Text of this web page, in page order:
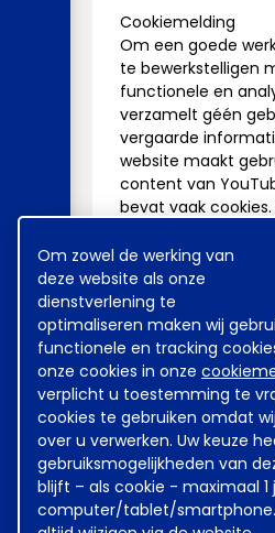
Cookie
melding
Om zowel de werking van
deze website als onze
dienstverlening te
optimaliseren maken wij
functionele en tracking
onze cookies in onze
verplicht u toestemming te
cookies te gebruiken omdat
over u verwerken. Uw keuze
gebruiksmogelijkheden van
blijft – als cookie - maximaal
computer/tablet/smartphone.
Cookiemelding
Om een goede
te bewerkstelligen
functionele en
verzamelt géén
vergaarde
website maakt
content van
bevat vaak
geen invloed op het
cookies. Deze
gebruik van
derden.
Wat is een cookie?
Een cookie is een
onze website
tablet of telefoon
je deze website
cookies zijn nodig
van de website.
gebruiken wij om